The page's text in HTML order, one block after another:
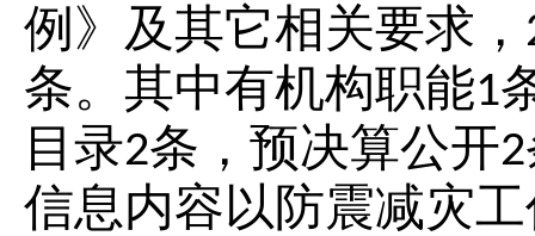
例》及其它相关要求 ，
条。其中有机构职能1
目录2条，预决算公开2
信息内容以防震减灾